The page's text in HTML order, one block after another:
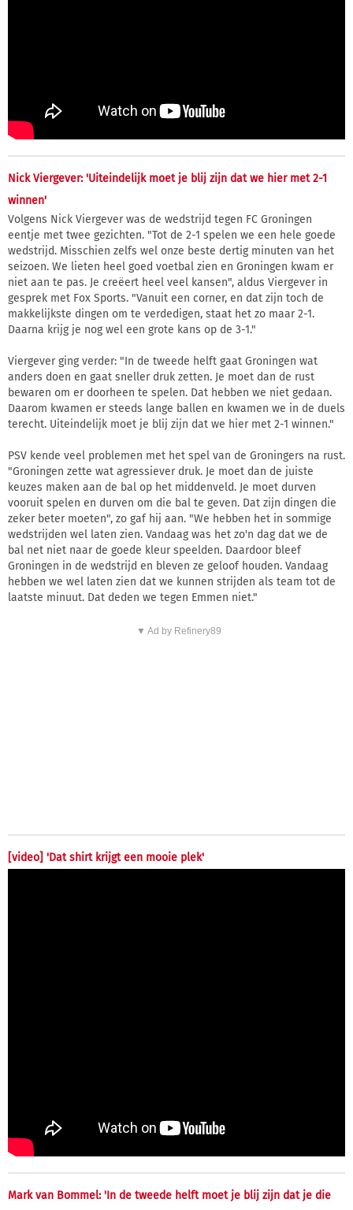
Nick Viergever: 'Uiteindelijk moet je blij zijn dat we hier met 2-1
winnen'
Volgens Nick Viergever was de wedstrijd tegen FC Groningen
eentje met twee gezichten. "Tot de 2-1 spelen we een hele goede
wedstrijd. Misschien zelfs wel onze beste dertig minuten van het
seizoen. We lieten heel goed voetbal zien en Groningen kwam er
niet aan te pas. Je creëert heel veel kansen", aldus Viergever in
gesprek met Fox Sports. "Vanuit een corner, en dat zijn toch de
makkelijkste dingen om te verdedigen, staat het zo maar 2-1.
Daarna krijg je nog wel een grote kans op de 3-1."
Viergever ging verder: "In de tweede helft gaat Groningen wat
anders doen en gaat sneller druk zetten. Je moet dan de rust
bewaren om er doorheen te spelen. Dat hebben we niet gedaan.
Daarom kwamen er steeds lange ballen en kwamen we in de duels
terecht. Uiteindelijk moet je blij zijn dat we hier met 2-1 winnen."
PSV kende veel problemen met het spel van de Groningers na rust.
"Groningen zette wat agressiever druk. Je moet dan de juiste
keuzes maken aan de bal op het middenveld. Je moet durven
vooruit spelen en durven om die bal te geven. Dat zijn dingen die
zeker beter moeten", zo gaf hij aan. "We hebben het in sommige
wedstrijden wel laten zien. Vandaag was het zo'n dag dat we de
bal net niet naar de goede kleur speelden. Daardoor bleef
Groningen in de wedstrijd en bleven ze geloof houden. Vandaag
hebben we wel laten zien dat we kunnen strijden als team tot de
laatste minuut. Dat deden we tegen Emmen niet."
▼ Ad by Refinery89
[video] 'Dat shirt krijgt een mooie plek'
Mark van Bommel: 'In de tweede helft moet je blij zijn dat je die